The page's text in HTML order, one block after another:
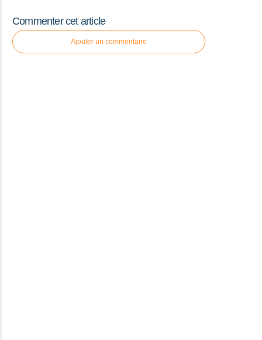
Commenter cet article
Ajouter un commentaire